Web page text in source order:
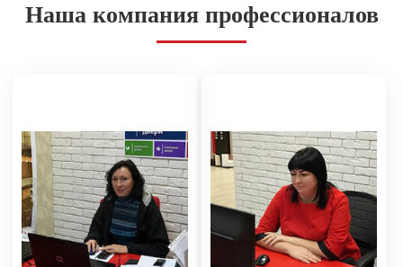
Наша компания профессионалов